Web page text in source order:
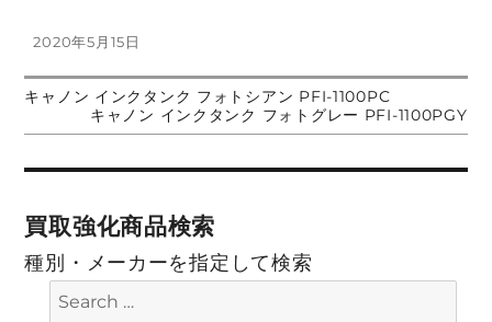
投
2020年5月15日
投
ビ
前
投
キャノン インクタンク フォトシアン PFI-1100PC
の
稿:
キャノン インクタンク フォトグレー PFI-1100PGY
買取強化商品検索
種別・メーカーを指定して検索